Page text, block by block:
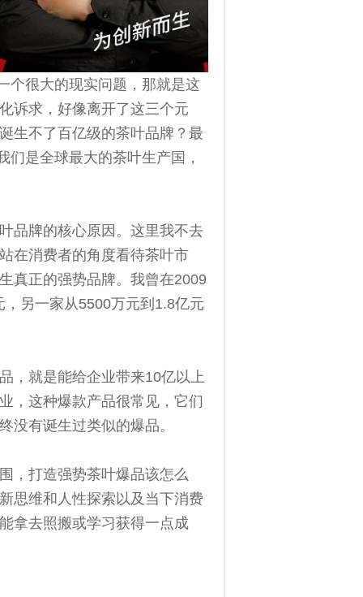
个很大的现实问题，那就是这
诉求，好像离开了这三个元
生不了百亿级的茶叶品牌？最
是全球最大的茶叶生产国，
品牌的核心原因。这里我不去
在消费者的角度看待茶叶市
真正的强势品牌。我曾在2009
另一家从5500万元到1.8亿元
，就是能给企业带来10亿以上
，这种爆款产品很常见，它们
没有诞生过类似的爆品。
，打造强势茶叶爆品该怎么
思维和人性探索以及当下消费
拿去照搬或学习获得一点成